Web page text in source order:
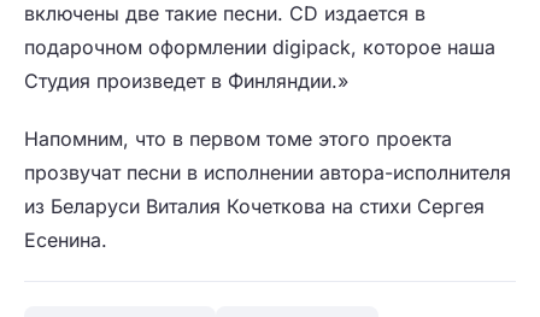
включены две такие песни. СD издается в
подарочном оформлении digipack, которое наша
Студия произведет в Финляндии.»
Напомним, что в первом томе этого проекта
прозвучат песни в исполнении автора-исполнителя
из Беларуси Виталия Кочеткова на стихи Сергея
Есенина.